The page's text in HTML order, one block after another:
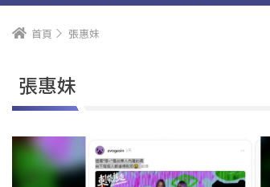
首頁 張惠妹
張惠妹